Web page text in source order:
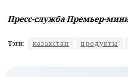
Пресс-служба Премьер-
Тэги: казахстан продукты